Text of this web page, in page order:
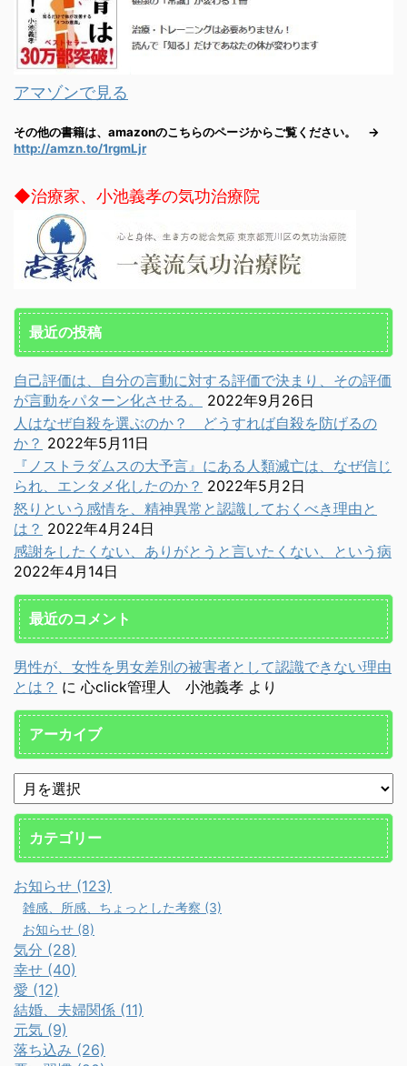
アマゾンで見る
その他の書籍は、amazonのこちらのページからご覧ください。 →
http://amzn.to/1rgmLjr
◆治療家、小池義孝の気功治療院
最近の投稿
自己評価は、自分の言動に対する評価で決まり、その評価
が言動をパターン化させる。
2022年9月26日
人はなぜ自殺を選ぶのか？ どうすれば自殺を防げるの
か？ 2022年5月11日
『ノストラダムスの大予言』にある人類滅亡は、なぜ信じ
られ、エンタメ化したのか？ 2022年5月2日
怒りという感情を、精神異常と認識しておくべき理由と
は？ 2022年4月24日
感謝をしたくない、ありがとうと言いたくない、という病
2022年4月14日
最近のコメント
男性が、女性を男女差別の被害者として認識できない理由
とは？ に 心click管理人 小池義孝 より
アーカイブ
カテゴリー
お知らせ (123)
雑感、所感、ちょっとした考察 (3)
お知らせ (8)
気分 (28)
幸せ (40)
愛 (12)
結婚、夫婦関係 (11)
元気 (9)
落ち込み (26)